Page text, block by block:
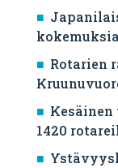
Rotarien
1420